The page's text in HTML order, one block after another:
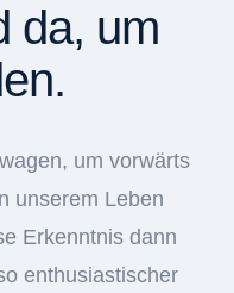
da, um
um vorwärts
unserem Leben
Erkenntnis dann
enthusiastischer